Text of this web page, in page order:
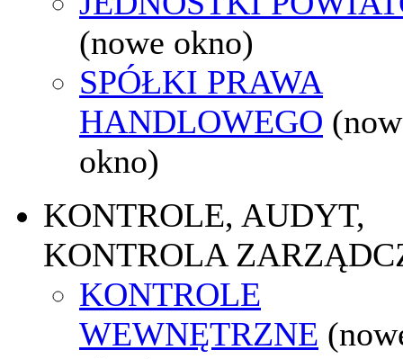
(nowe okno)
SPÓŁKI PRAWA
HANDLOWEGO
okno)
KONTROLE, AUDYT,
KONTROLA
KONTROLE
WEWNĘTRZNE